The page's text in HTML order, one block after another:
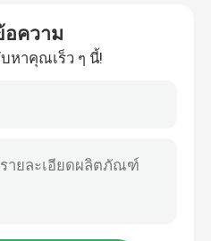
อความ
หาคุณเร็ว ๆ นี้!